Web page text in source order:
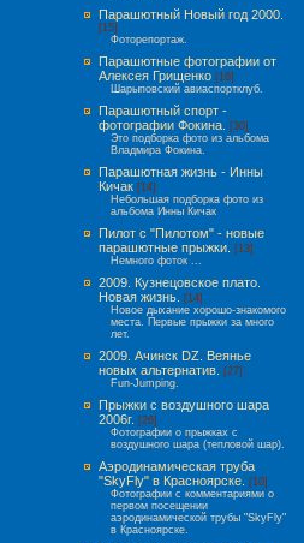
Парашютный Новый год 2000.
[15]
Фоторепортаж.
Парашютные фотографии от
Алексея Грищенко [16]
Шарыповский авиаспортклуб.
Парашютный спорт -
фотографии Фокина.
[30]
Это подборка фото из альбома
Владмира Фокина.
Парашютная жизнь - Инны
Кичак [14]
Небольшая подборка фото из
альбома Инны Кичак
Пилот с "Пилотом" - новые
парашютные прыжки.
[13]
Немного фоток ...
2009. Кузнецовское плато.
Новая жизнь.
[14]
Новое дыхание хорошо-знакомого
места. Первые прыжки за много
лет.
2009. Ачинск DZ. Веянье
новых альтернатив.
[27]
Fun-Jumping.
Прыжки с воздушного шара
2006г. [26]
Фотографии о прыжках с
воздушного шара (тепловой шар).
Аэродинамическая труба
"SkyFly" в Красноярске.
[10]
Фотографии с комментариями о
первом посещении
аэродинамической трубы "SkyFly"
в Красноярске.